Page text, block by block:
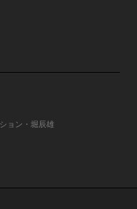
ョン・堀辰雄